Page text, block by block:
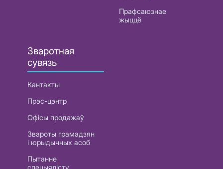
Прафсаюзнае
жыццё
Зваротная
сувязь
Кантакты
Прэс-цэнтр
Офісы продажаў
Звароты грамадзян
і юрыдычных асоб
Пытанне